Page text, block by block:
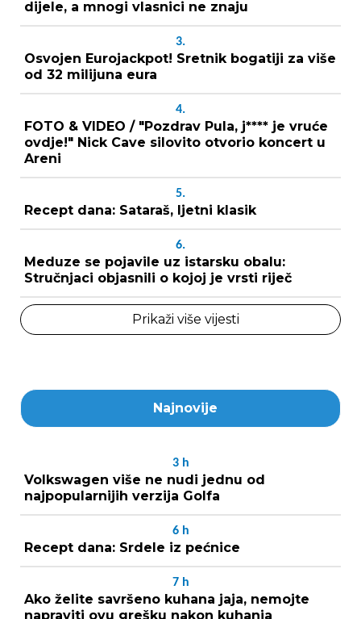
dijele, a mnogi vlasnici ne znaju
3.
Osvojen Eurojackpot! Sretnik bogatiji za više
od 32 milijuna eura
4.
FOTO & VIDEO / "Pozdrav Pula, j**** je vruće
ovdje!" Nick Cave silovito otvorio koncert u
Areni
5.
Recept dana: Sataraš, ljetni klasik
6.
Meduze se pojavile uz istarsku obalu:
Stručnjaci objasnili o kojoj je vrsti riječ
Prikaži više vijesti
Najnovije
3 h
Volkswagen više ne nudi jednu od
najpopularnijih verzija Golfa
6 h
Recept dana: Srdele iz pećnice
7 h
Ako želite savršeno kuhana jaja, nemojte
napraviti ovu grešku nakon kuhanja